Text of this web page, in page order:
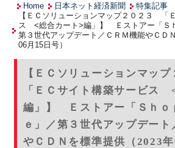
Home 日本ネット経済新聞
特集記事
【ＥＣソリューションマップ２０２３ 「
ス <総合カート>編」】 Ｅストアー「Ｓ
第３世代アップデート／ＣＲＭ機能やＣＤ
06月15日号）
【ＥＣソリューションマッ
「ＥＣサイト構築サービス
編」】 Ｅストアー「Ｓｈｏ
ｅ」／第３世代アップデート
やＣＤＮを標準提供（2023年